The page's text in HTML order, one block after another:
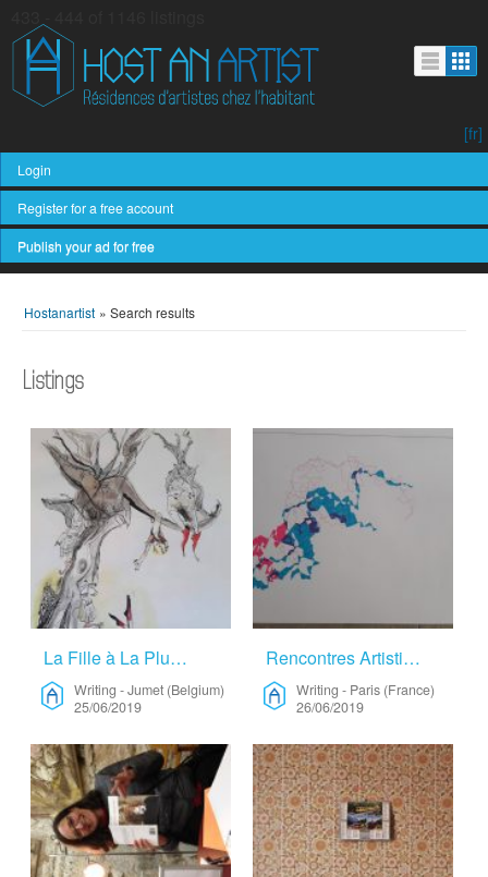
Login
Register for a free account
[fr]
Publish your ad for free
Hostanartist » Search results
Listings
La Fille à La Plume – Writing
Writing -Jumet (Belgium)
25/06/2019
Rencontres Artistiques – Writing
Writing - Paris (France)
26/06/2019